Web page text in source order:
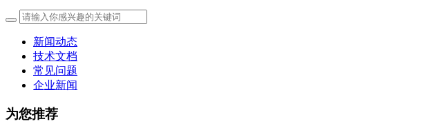
新闻动态
技术文档
常见问题
企业新闻
为您推荐